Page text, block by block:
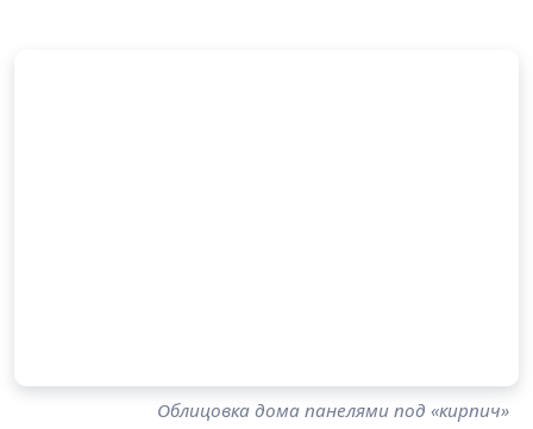
Облицовка дома панелями под «кирпич»